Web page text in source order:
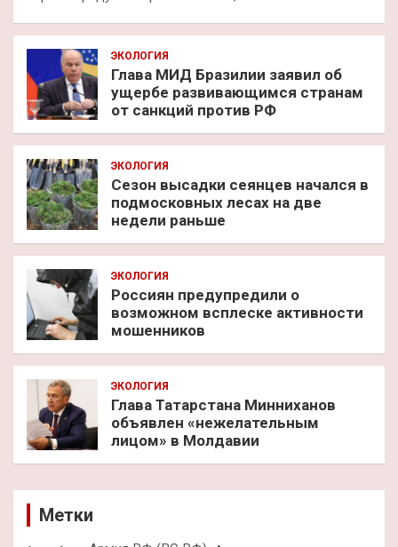
ЭКОЛОГИЯ
Глава МИД Бразилии заявил об
ущербе развивающимся странам
от санкций против РФ
ЭКОЛОГИЯ
Сезон высадки сеянцев начался в
подмосковных лесах на две
недели раньше
ЭКОЛОГИЯ
Россиян предупредили о
возможном всплеске активности
мошенников
ЭКОЛОГИЯ
Глава Татарстана Минниханов
объявлен «нежелательным
лицом» в Молдавии
Метки